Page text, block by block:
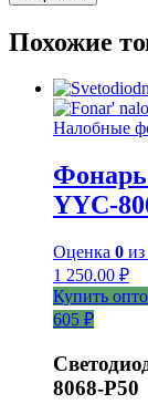
Похожие
Налобные
YYC-
Оценка 0
1 250.00 ₽
Купить
605 ₽
8068-P50